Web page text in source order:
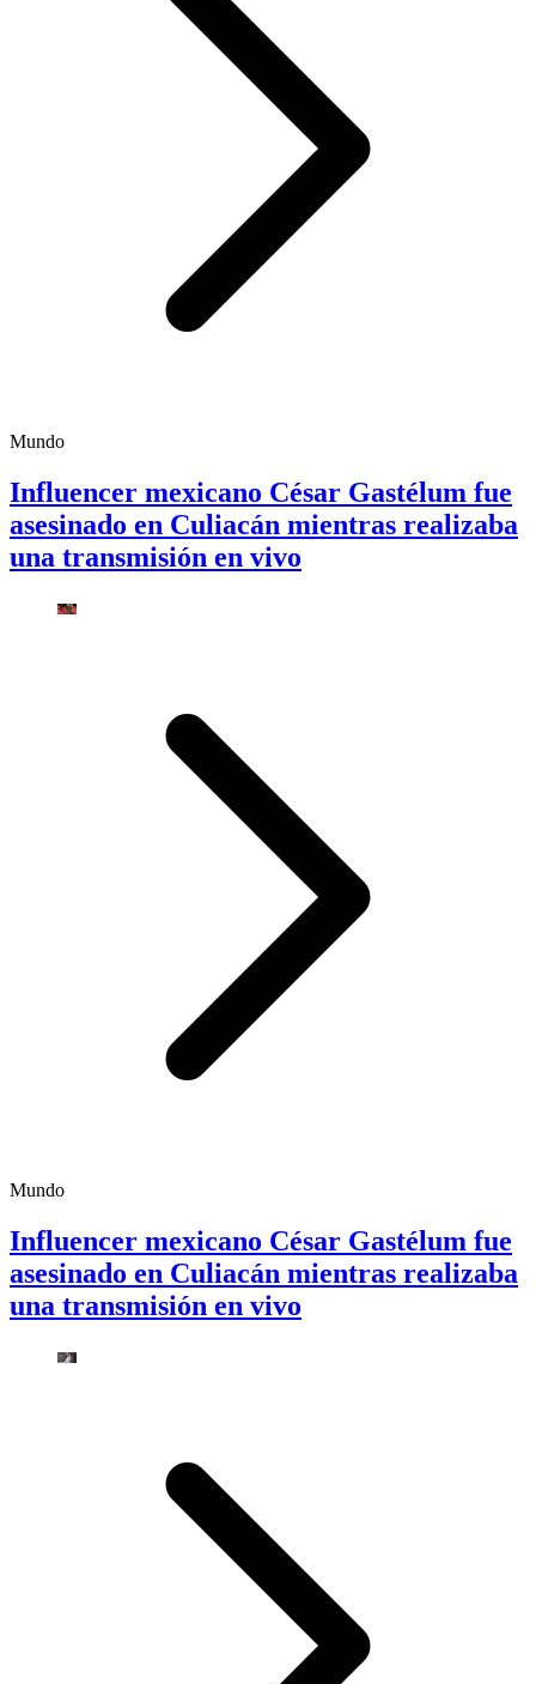
Mundo
Influencer mexicano César Gastélum fue
asesinado en Culiacán mientras realizaba
una transmisión en vivo
Mundo
Influencer mexicano César Gastélum fue
asesinado en Culiacán mientras realizaba
una transmisión en vivo